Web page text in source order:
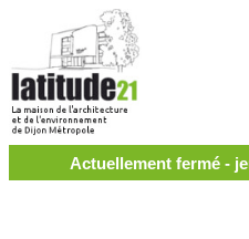
Actuellement fermé -